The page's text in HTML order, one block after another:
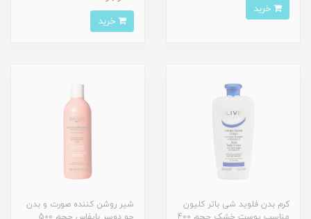
کرم بدن فلوید شی باتر کلیون
شیر روشن کننده صورت و بدن